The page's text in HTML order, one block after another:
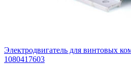
Электродвигатель для винтовых
1080417603